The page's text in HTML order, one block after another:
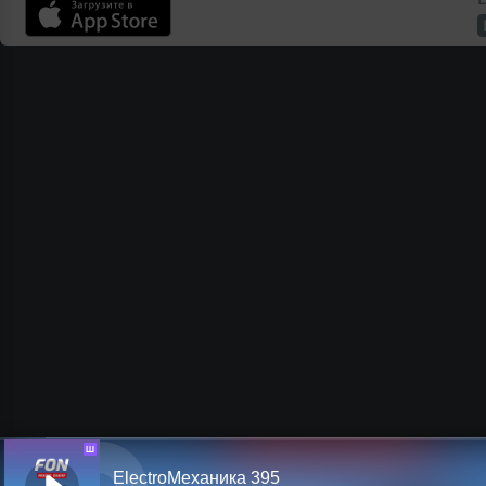
Ш
ElectroМеханика 395